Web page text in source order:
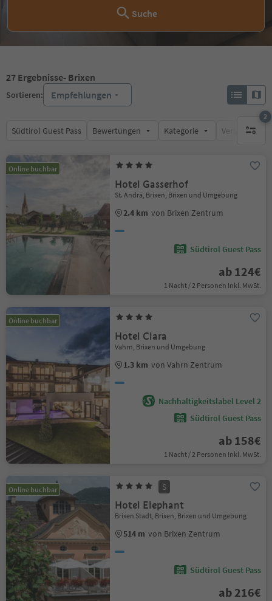
Suche
27 Ergebnisse- Brixen
Sortieren: Empfehlungen
Südtirol Guest Pass Bewertungen Kategorie
2
aktive
Online buchbar
Hotel Gasserhof
St. Andrä, Brixen, Brixen und Umgebung
2.4 km von Brixen Zentrum
Südtirol Guest Pass
ab 124€
1 Nacht / 2 Personen Inkl. MwSt.
Online buchbar
Hotel Clara
Vahrn, Brixen und Umgebung
1.3 km von Vahrn Zentrum
Nachhaltigkeitslabel Level 2
Südtirol Guest Pass
ab 158€
1 Nacht / 2 Personen Inkl. MwSt.
Online buchbar S
Hotel Elephant
Brixen Stadt, Brixen, Brixen und Umgebung
514 m von Brixen Zentrum
Südtirol Guest Pass
ab 216€